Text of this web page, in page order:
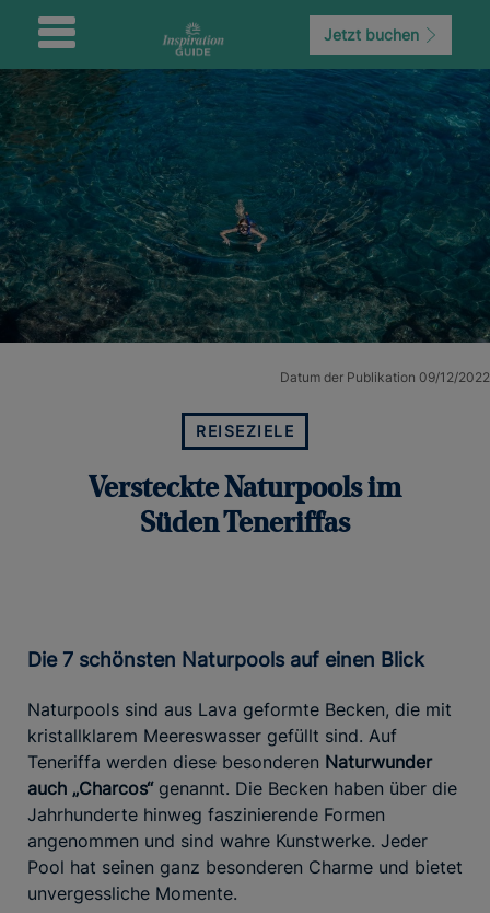
Jetzt buchen
Datum der Publikation 09/12/2022
REISEZIELE
Versteckte Naturpools im
Süden Teneriffas
Die 7 schönsten Naturpools auf einen Blick
Naturpools sind aus Lava geformte Becken, die mit
kristallklarem Meereswasser gefüllt sind. Auf
Teneriffa werden diese besonderen Naturwunder
auch „Charcos“genannt. Die Becken haben über die
Jahrhunderte hinweg faszinierende Formen
angenommen und sind wahre Kunstwerke. Jeder
Pool hat seinen ganz besonderen Charme und bietet
unvergessliche Momente.